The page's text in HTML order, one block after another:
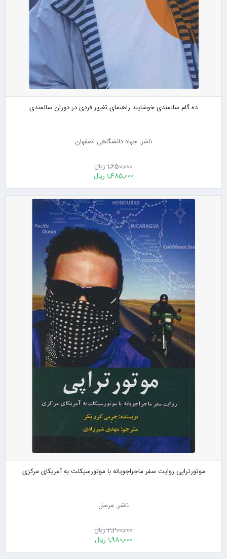
ده گام سالمندی خوشایند راهنمای تغییر فردی در دوران سالمندی
ناشر: جهاد دانشگاهی اصفهان
1٬650٬000 ریال
1٬485٬000 ریال
موتورتراپی روایت سفر ماجراجویانه با موتورسیکلت به آمریکای مرکزی
ناشر: مرسل
2٬200٬000 ریال
1٬980٬000 ریال